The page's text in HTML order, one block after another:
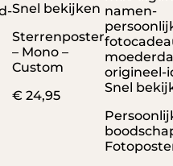
Snel bekijken
Sterrenposter
– Mono –
Custom
€ 24,95
Snel